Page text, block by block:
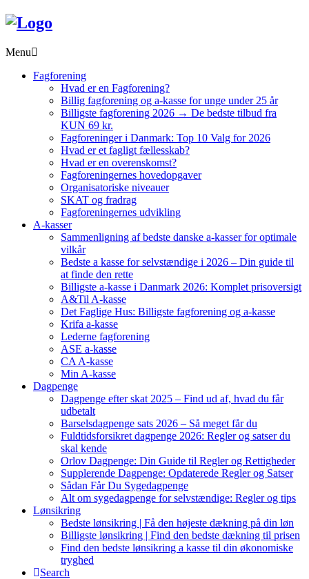
Menu
Fagforening
Hvad er en Fagforening?
Billig fagforening og a-kasse for unge under 25 år
Billigste fagforening 2026 → De bedste tilbud fra
KUN 69 kr.
Fagforeninger i Danmark: Top 10 Valg for 2026
Hvad er et fagligt fællesskab?
Hvad er en overenskomst?
Fagforeningernes hovedopgaver
Organisatoriske niveauer
SKAT og fradrag
Fagforeningernes udvikling
A-kasser
Sammenligning af bedste danske a-kasser for optimale
vilkår
Bedste a kasse for selvstændige i 2026 – Din guide til
at finde den rette
Billigste a-kasse i Danmark 2026: Komplet prisoversigt
A&Til A-kasse
Det Faglige Hus: Billigste fagforening og a-kasse
Krifa a-kasse
Lederne fagforening
ASE a-kasse
CA A-kasse
Min A-kasse
Dagpenge
Dagpenge efter skat 2025 – Find ud af, hvad du får
udbetalt
Barselsdagpenge sats 2026 – Så meget får du
Fuldtidsforsikret dagpenge 2026: Regler og satser du
skal kende
Orlov Dagpenge: Din Guide til Regler og Rettigheder
Supplerende Dagpenge: Opdaterede Regler og Satser
Sådan Får Du Sygedagpenge
Alt om sygedagpenge for selvstændige: Regler og tips
Lønsikring
Bedste lønsikring | Få den højeste dækning på din løn
Billigste lønsikring | Find den bedste dækning til prisen
Find den bedste lønsikring a kasse til din økonomiske
tryghed
Search